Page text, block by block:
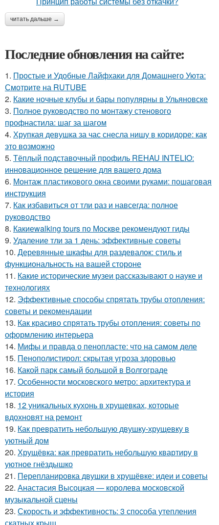
читать дальше →
Последние обновления на сайте:
1. Простые и Удобные Лайфхаки для Домашнего Уюта:
Смотрите на RUTUBE
2. Какие ночные клубы и бары популярны в Ульяновске
3. Полное руководство по монтажу стенового
профнастила: шаг за шагом
4. Хрупкая девушка за час снесла нишу в коридоре: как
это возможно
5. Тёплый подставочный профиль REHAU INTELIO:
инновационное решение для вашего дома
6. Монтаж пластикового окна своими руками: пошаговая
инструкция
7. Как избавиться от тли раз и навсегда: полное
руководство
8. Какиеwalking tours по Москве рекомендуют гиды
9. Удаление тли за 1 день: эффективные советы
10. Деревянные шкафы для раздевалок: стиль и
функциональность на вашей стороне
11. Какие исторические музеи рассказывают о науке и
технологиях
12. Эффективные способы спрятать трубы отопления:
советы и рекомендации
13. Как красиво спрятать трубы отопления: советы по
оформлению интерьера
14. Мифы и правда о пенопласте: что на самом деле
15. Пенополистирол: скрытая угроза здоровью
16. Какой парк самый большой в Волгограде
17. Особенности московского метро: архитектура и
история
18. 12 уникальных кухонь в хрущевках, которые
вдохновят на ремонт
19. Как превратить небольшую двушку-хрущевку в
уютный дом
20. Хрущёвка: как превратить небольшую квартиру в
уютное гнёздышко
21. Перепланировка двушки в хрущёвке: идеи и советы
22. Анастасия Высоцкая — королева московской
музыкальной сцены
23. Скорость и эффективность: 3 способа утепления